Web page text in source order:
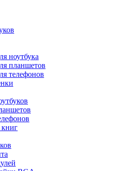
ноутбука
планшетов
телефонов